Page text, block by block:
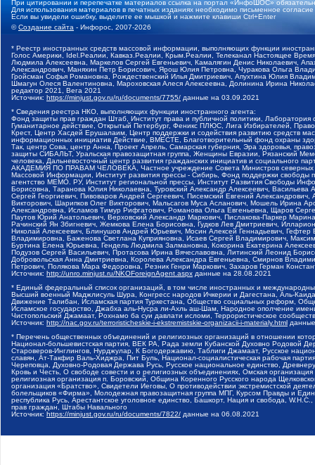
При цитировании и перепечатке материалов ссылка на портал «ИнфоШОС»
Для использования материалов в печатных изданиях необходимо письменное
Если вы увидели ошибку, выделите ее мышкой и нажмите клавиши Ctrl+Enter
©Создание сайта - Инфорос, 2007-2026
* Реестр иностранных средств массовой информации, выполняющих функции
Голос Америки, Idel.Реалии, Кавказ.Реалии, Крым.Реалии, Телеканал Настоящее
Людмила Алексеевна, Маркелов Сергей Евгеньевич, Камалягин Денис Николаевич,
Александрович, Маняхин Петр Борисович, Ярош Юлия Петровна, Чуракова Ольга
Гройсман Софья Романовна, Рождественский Илья Дмитриевич, Апухтина Юлия
Шмагун Олеся Валентиновна, Мароховская Алеся Алексеевна, Долинина Ирина
редактор 2021, Вега 2021
Источник: https://minjust.gov.ru/ru/documents/7755/ данные на 03.09.2021
* Сведения реестра НКО, выполняющих функции иностранного агента:
Фонд защиты прав граждан Штаб, Институт права и публичной политики,
Гуманитарное действие, Открытый Петербург, Феникс ПЛЮС, Лига Избирателей,
Крест, Центр Хасдей Ерушалаим, Центр поддержки и содействия развитию средств
информационных инициатив Действие, ВМЕСТЕ, Благотворительный фонд охраны
Так, центр Сова, центр Анна, Проект Апрель, Самарская губерния, Эра здоровья,
защиты СИБАЛЬТ, Уральская правозащитная группа, Женщины Евразии, Рязанский
человека, Дальневосточный центр развития гражданских инициатив и социального
АКАДЕМИЯ ПО ПРАВАМ ЧЕЛОВЕКА, Частное учреждение Совета Министров северных
Массовой Информации, Институт развития прессы - Сибирь, Фонд поддержки
агентство МЕМО. РУ, Институт региональной прессы, Институт Развития Свободы
Борисовна, Таранова Юлия Николаевна, Туровский Александр Алексеевич,
Сергей Георгиевич, Пивоваров Андрей Сергеевич, Писемский Евгений
Викторович, Шарипков Олег Викторович, Мальсагов Муса Асланович, Мошель Ирина
Александровна, Исламов Тимур Рифгатович, Романова Ольга Евгеньевна, Щаров
Паутов Юрий Анатольевич, Верховский Александр Маркович, Пислакова-Паркер
Рачинский Ян Збигневич, Жемкова Елена Борисовна, Гудков Лев Дмитриевич,
Николай Алексеевич, Блинушов Андрей Юрьевич, Мосин Алексей Геннадьевич,
Владимировна, Баженова Светлана Куприяновна, Исаев Сергей Владимирович,
Буртина Елена Юрьевна, Гендель Людмила Залмановна, Кокорина Екатерина
Подузов Сергей Васильевич, Протасова Ирина Вячеславовна, Литинский Леонид
Добровольская Анна Дмитриевна, Королева Александра Евгеньевна, Смирнов
Петрович, Полякова Мара Федоровна, Резник Генри Маркович, Захаров Герман
Источник: http://unro.minjust.ru/NKOForeignAgent.aspx данные на 28.08.2021
* Единый федеральный список организаций, в том числе иностранных и
Высший военный Маджлисуль Шура, Конгресс народов Ичкерии и Дагестана, Аль-
Движение Талибан, Исламская партия Туркестана, Общество социальных реформ,
Исламское государство, Джабха аль-Нусра ли-Ахль аш-Шам, Народное ополчение
Чистопольский Джамаат, Рохнамо ба суи давлати исломи, Террористическое
Источник: http://nac.gov.ru/terroristicheskie-i-ekstremistskie-organizacii-i-materialy.html
* Перечень общественных объединений и религиозных организаций в отношении
Национал-большевистская партия, ВЕК РА, Рада земли Кубанской Духовно Родовой
Староверов-Инглингов, Нурджулар, К Богодержавию, Таблиги Джамаат, Русское
славян, Ат-Такфир Валь-Хиджра, Пит Буль, Национал-социалистическая рабочая
Череповца, Духовно-Родовая Держава Русь, Русское национальное единство,
Кровь и Честь, О свободе совести и о религиозных объединениях, Омская
религиозная организация п. Боровский, Община Коренного Русского народа
организация «Братство», Свидетели Иеговы, О противодействии экстремистской
болельщиков «Фирма», Молодежная правозащитная группа МПГ, Курсом Правды и
республика Русь, Арестантское уголовное единство, Башкорт, Нация и свобода,
прав граждан, Штабы Навального
Источник: https://minjust.gov.ru/ru/documents/7822/ данные на 06.08.2021